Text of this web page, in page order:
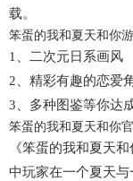
载。
笨蛋的我和夏天和你
1、二次元日系画风
2、精彩有趣的恋爱
3、多种图鉴等你达
笨蛋的我和夏天和你
《笨蛋的我和夏天
中玩家在一个夏天